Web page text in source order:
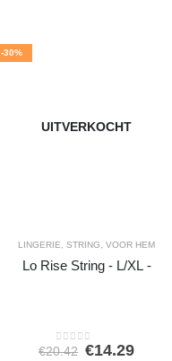
-30%
UITVERKOCHT
LINGERIE ,STRING ,VOOR HEM
Lo Rise String - L/XL -
0out of 5
€20.42 €14.29